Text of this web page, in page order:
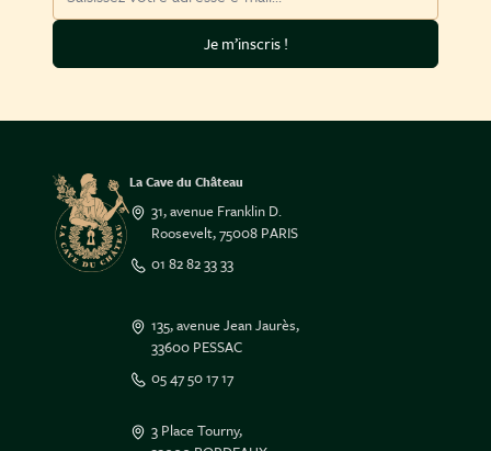
Je m’inscris !
La Cave du Château
31, avenue Franklin D.
Roosevelt, 75008 PARIS
01 82 82 33 33
135, avenue Jean Jaurès,
33600 PESSAC
05 47 50 17 17
3 Place Tourny,